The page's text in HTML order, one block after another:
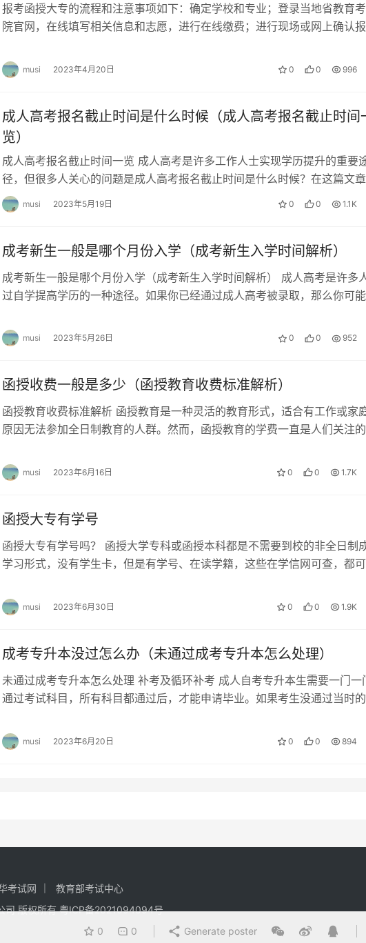
0 0 Generate poster
报考函授大专的流程和注意事项如下：确定学校和专业；登录当地省教育
院官网，在线填写相关信息和志愿，进行在线缴费；进行现场或网上确认报
musi 2023年4月20日 0 0 996
成人高考报名截止时间是什么时候（成人高考报名截止时间
览）
成人高考报名截止时间一览 成人高考是许多工作人士实现学历提升的重要
径，但很多人关心的问题是成人高考报名截止时间是什么时候？在这篇文章
中，我们将为您详细介绍成人高考报名的时间安排，…
musi 2023年5月19日 0 0 1.1K
成考新生一般是哪个月份入学（成考新生入学时间解析）
成考新生一般是哪个月份入学（成考新生入学时间解析） 成人高考是许多
过自学提高学历的一种途径。如果你已经通过成人高考被录取，那么你可能
musi 2023年5月26日 0 0 952
函授收费一般是多少（函授教育收费标准解析）
函授教育收费标准解析 函授教育是一种灵活的教育形式，适合有工作或家
原因无法参加全日制教育的人群。然而，函授教育的学费一直是人们关注的
musi 2023年6月16日 0 0 1.7K
函授大专有学号
函授大专有学号吗？ 函授大学专科或函授本科都是不需要到校的非全日制
学习形式，没有学生卡，但是有学号、在读学籍，这些在学信网可查，都可
musi 2023年6月30日 0 0 1.9K
成考专升本没过怎么办（未通过成考专升本怎么处理）
未通过成考专升本怎么处理 补考及循环补考 成人自考专升本生需要一门一
通过考试科目，所有科目都通过后，才能申请毕业。如果考生没通过当时的
musi 2023年6月20日 0 0 894
考试网
教育部考试中心
司 版权所有粤ICP备2021094094号